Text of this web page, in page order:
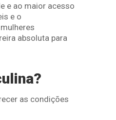
e ao maior acesso
e o
absoluta para
as condições